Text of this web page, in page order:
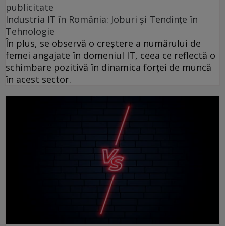
publicitate
Industria IT în România: Joburi și Tendințe în
Tehnologie
În plus, se observă o creștere a numărului de
femei angajate în domeniul IT, ceea ce reflectă o
schimbare pozitivă în dinamica forței de muncă
în acest sector.